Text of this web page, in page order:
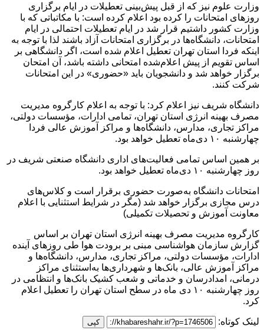
وزارت علوم نیز که از قبل پیش‌بینی تعطیلات در ایام برگزاری
روزهای امتحانات را کرده بود اعلام کرده است: با مکاتباتی که با
وزارت کشور داشتیم قرار شد در ایام تعطیلات احتمالی در ایام
امتحانات، دانشگاه‌ها در برگزاری امتحانات آزاد باشند لذا با توجه به
اینکه فردا استان تهران تعطیل اعلام شده است، اگر دانشگاهی بر
اساس تقویم از پیش اعلام‌شده امتحانی داشته باشد، آن امتحان
برگزار خواهد شد و دانشجویان باید «حضوری» در این امتحانات
شرکت کنند.
دانشگاه شریف نیز اعلام کرد: با توجه به اعلام کارگروه مدیریت
مصرف بهینه انرژی استان تهران، تمامی ادارات، مؤسسات دولتی،
مراکز تجاری، مدارس، دانشگاه‌ها و مراکز آموزش عالی فردا
چهارشنبه ۱۰ دی‌ماه تعطیل خواهد بود.
بر همین اساس تمامی فعالیت‌های اداری دانشگاه صنعتی شریف در
روز چهارشنبه ۱۰ دی‌ماه تعطیل خواهد بود.
امتحانات دانشگاه به‌صورت حضوری برقرار است و کلاس‌های
درس مجازی برگزار خواهد شد (مگر در شرایط استثنایی با اعلام
معاونت آموزش و تحصیلات تکمیلی)
کارگروه مدیریت مصرف بهینه انرژی استان تهران بر اساس
گزارش سازمان هواشناسی مبنی بر برودت هوا طی روزهای آینده
ادارات، مؤسسات دولتی، مراکز تجاری، مدارس، دانشگاه‌ها و
مراکز آموزش عالی، بانک‌ها و شهرداری‌ها به‌استثنای مراکز
درمانی، امدادرسان و خدماتی و شعب کشیک بانک‌ها و انتظامی در
روز چهارشنبه ۱۰ دی ماه در سطح استان تهران را تعطیل اعلام
کرد.
لینک کوتاه: کپی